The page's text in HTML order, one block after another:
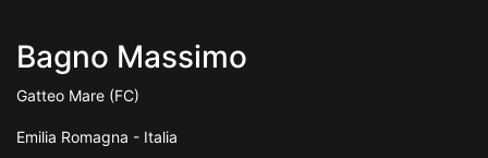
Bagno Massimo
Gatteo Mare (FC)
Emilia Romagna - Italia